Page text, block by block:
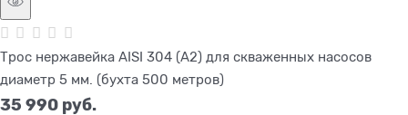
Трос нержавейка AISI 304 (A2) для скваженных насосов
диаметр 5 мм. (бухта 500 метров)
35 990 руб.